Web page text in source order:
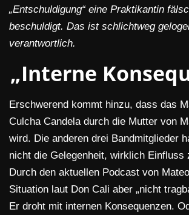
„Entschuldigung“ eine Praktikantin
beschuldigt. Das ist schlichtweg
verantwortlich.
„Interne
Erschwerend kommt hinzu, dass das
Culcha Candela durch die Mutter von
wird. Die anderen drei Bandmitglieder
nicht die Gelegenheit, wirklich Einfluss
Durch den aktuellen Podcast von
Situation laut Don Cali aber „nicht
Er droht mit internen Konsequenzen.